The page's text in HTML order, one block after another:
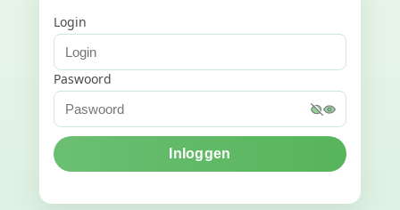
Login
Paswoord